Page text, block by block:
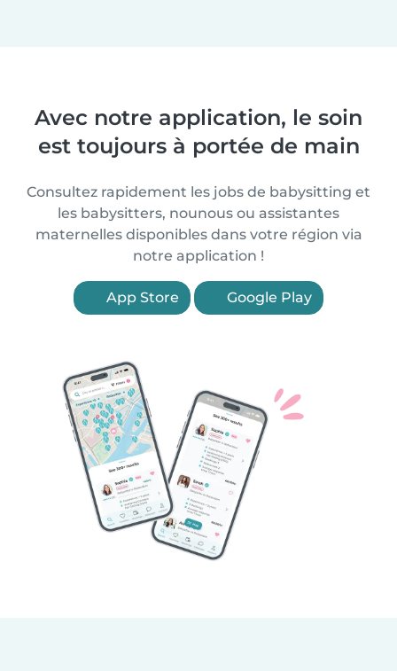
Avec notre application, le soin
est toujours à portée de main
Consultez rapidement les jobs de babysitting et
les babysitters, nounous ou assistantes
maternelles disponibles dans votre région via
notre application !
App Store Google Play